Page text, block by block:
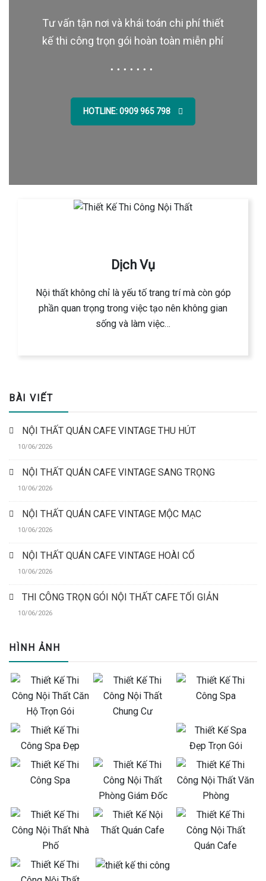
Tư vấn tận nơi và khái toán chi phí thiết
kế thi công trọn gói hoàn toàn miễn phí
HOTLINE: 0909 965 798
Dịch Vụ
Nội thất không chỉ là yếu tố trang trí mà còn góp
phần quan trọng trong việc tạo nên không gian
sống và làm việc…
BÀI VIẾT
NỘI THẤT QUÁN CAFE VINTAGE THU HÚT
10/06/2026
NỘI THẤT QUÁN CAFE VINTAGE SANG TRỌNG
10/06/2026
NỘI THẤT QUÁN CAFE VINTAGE MỘC MẠC
10/06/2026
NỘI THẤT QUÁN CAFE VINTAGE HOÀI CỔ
10/06/2026
THI CÔNG TRỌN GÓI NỘI THẤT CAFE TỐI GIẢN
10/06/2026
HÌNH ẢNH